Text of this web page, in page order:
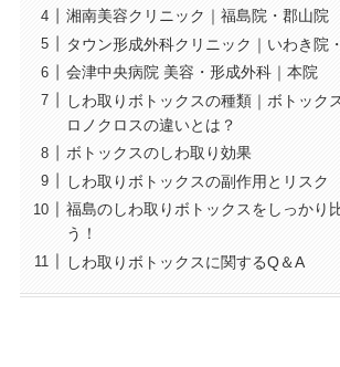
湘南美容クリニック｜福島院・郡山院
タウン形成外科クリニック｜いわき院
会津中央病院 美容・形成外科｜本院
しわ取りボトックスの種類｜ボトック
ロノクロスの違いとは？
ボトックスのしわ取り効果
しわ取りボトックスの副作用とリスク
福島のしわ取りボトックスをしっかり
う！
しわ取りボトックスに関するQ＆A